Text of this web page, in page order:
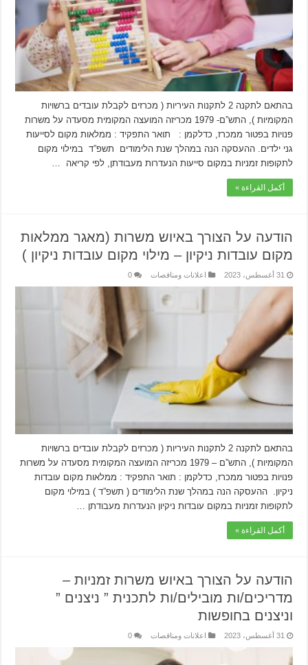
בהתאם לתקנה 2 לתקנות העיריות ( מכרזים לקבלת עובדים ברשויות
המקומיות ), התש”ם- 1979 מכריזה המועצה המקומית מסעדה על משרות
פנויות בפטור ממכרז, כדלקמן : תואר התפקיד : ממלאות מקום לסייעות
גני ילדים. ההעסקה הנה במהלך שנת הלימודים תשפ”ד במילוי מקום
לתקופות זמניות במקום סייעות הנעדרות מעבודתן, לפי קריאה …
أكمل القراءة »
הודעה על הצורך באיוש משרות (מאגר ממלאות
מקום עובדות ניקיון – מילוי מקום עובדות ניקיון )
31 أغسطس، 2023 اعلانات ومناقصات 0
בהתאם לתקנה 2 לתקנות העיריות ( מכרזים לקבלת עובדים ברשויות
המקומיות ), התש”ם – 1979 מכריזה המועצה המקומית מסעדה על משרות
פנויות בפטור ממכרז, כדלקמן : תואר התפקיד : ממלאות מקום עובדות
ניקיון. ההעסקה הנה במהלך שנת הלימודים ( תשפ”ד ) במילוי מקום
לתקופות זמניות במקום עובדות ניקיון הנעדרות מעבודתן …
أكمل القراءة »
הודעה על הצורך באיוש משרות זמניות –
מדריכים/ות מובילים/ות לתכנית ” ניצנים ”
וניצנים בחופשות
31 أغسطس، 2023 اعلانات ومناقصات 0